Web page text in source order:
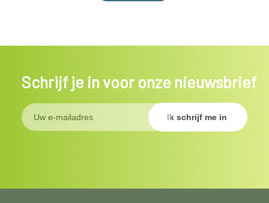
Schrijf je in voor onze nieuwsbrief